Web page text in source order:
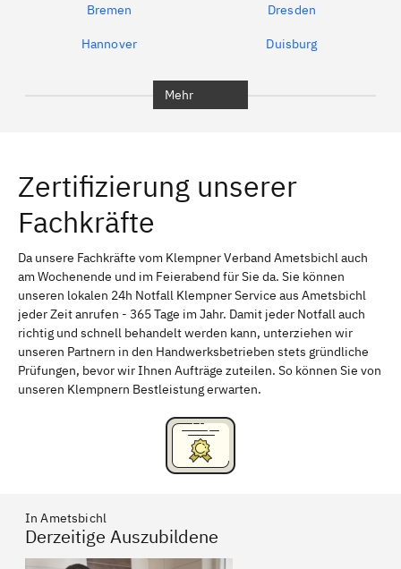
Bremen Dresden
Hannover Duisburg
Erlangen Bamberg
Bayreuth
Schweinfurt Passau
Freising Rudelsdorf, Mittelfranken
Mehr
Zertifizierung unserer
Fachkräfte
Da unsere Fachkräfte vom Klempner Verband Ametsbichl auch
am Wochenende und im Feierabend für Sie da. Sie können
unseren lokalen 24h Notfall Klempner Service aus Ametsbichl
jeder Zeit anrufen - 365 Tage im Jahr. Damit jeder Notfall auch
richtig und schnell behandelt werden kann, unterziehen wir
unseren Partnern in den Handwerksbetrieben stets gründliche
Prüfungen, bevor wir Ihnen Aufträge zuteilen. So können Sie von
unseren Klempnern Bestleistung erwarten.
In Ametsbichl
Derzeitige Auszubildene